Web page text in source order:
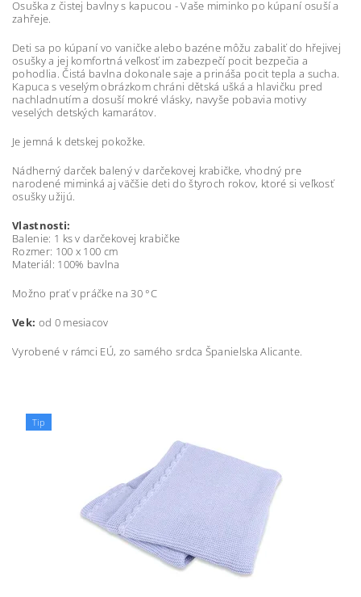
Osuška z čistej bavlny s kapucou - Vaše miminko po kúpaní osuší a
zahřeje.
Deti sa po kúpaní vo vaničke alebo bazéne môžu zabaliť do hřejivej
osušky a jej komfortná veľkosť im zabezpečí pocit bezpečia a
pohodlia. Čistá bavlna dokonale saje a prináša pocit tepla a sucha.
Kapuca s veselým obrázkom chráni dětská ušká a hlavičku pred
nachladnutím a dosuší mokré vlásky, navyše pobavia motivy
veselých detských kamarátov.
Je jemná k detskej pokožke.
Nádherný darček balený v darčekovej krabičke, vhodný pre
narodené miminká aj väčšie deti do štyroch rokov, ktoré si veľkosť
osušky užijú.
Vlastnosti:
Balenie: 1 ks v darčekovej krabičke
Rozmer: 100 x 100 cm
Materiál: 100% bavlna
Možno prať v práčke na 30 °C
Vek: od 0 mesiacov
Vyrobené v rámci EÚ, zo samého srdca Španielska Alicante.
Tip